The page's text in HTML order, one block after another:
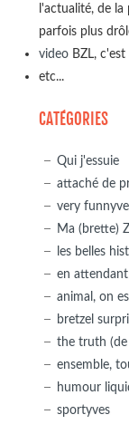
l'actualité, de
parfois plus
videoBZL, c'est
etc...
CATÉGORIES
Qui j'essuie
attaché de
very
Ma (brette)
les belles
en
animal, on
bretzel
the truth
ensemble,
humour
sportyves